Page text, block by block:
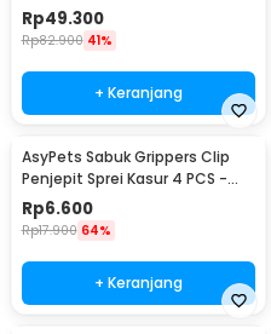
Rp49.300
Rp82.900 41%
+ Keranjang
AsyPets Sabuk Grippers Clip
Penjepit Sprei Kasur 4 PCS -
PJP4
Rp6.600
Rp17.900 64%
+ Keranjang